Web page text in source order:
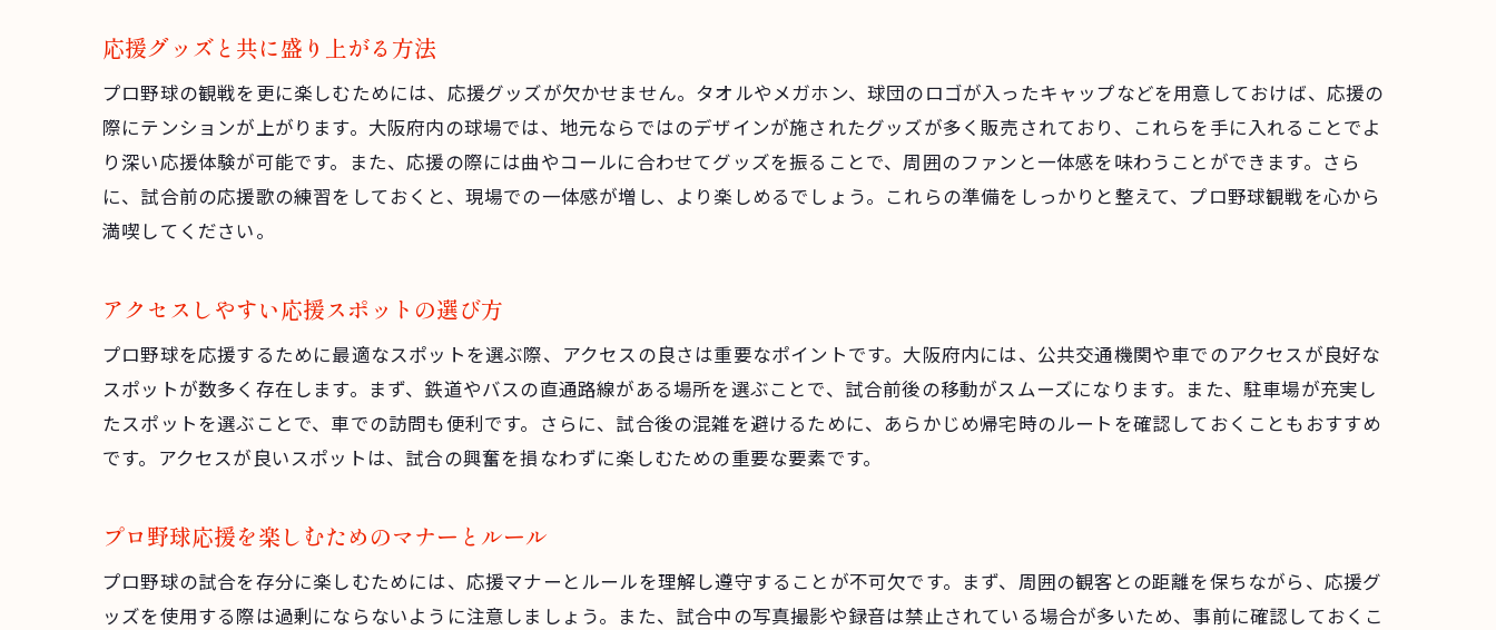
地域に愛される応援文化の秘密
プロ野球応援の歴史を感じるスポット
地元ファンならではの応援方法
プロ野球のルールを知って観戦を深める
快適な観戦を支える施設の紹介
観戦初心者向けのアドバイス
試合観戦を思い出にするためのヒント
プロ野球ファン必見！大阪府の隠れた応援スポットを徹底紹介
まだ知られていない観戦スポット
応援グッズと共に盛り上がる方法
プロ野球の観戦を更に楽しむためには、応援グッズが欠かせません。タオルやメガホン、球団のロゴが入ったキャップなどを用意しておけば、応援の
際にテンションが上がります。大阪府内の球場では、地元ならではのデザインが施されたグッズが多く販売されており、これらを手に入れることでよ
り深い応援体験が可能です。また、応援の際には曲やコールに合わせてグッズを振ることで、周囲のファンと一体感を味わうことができます。さら
に、試合前の応援歌の練習をしておくと、現場での一体感が増し、より楽しめるでしょう。これらの準備をしっかりと整えて、プロ野球観戦を心から
満喫してください。
アクセスしやすい応援スポットの選び方
プロ野球を応援するために最適なスポットを選ぶ際、アクセスの良さは重要なポイントです。大阪府内には、公共交通機関や車でのアクセスが良好な
スポットが数多く存在します。まず、鉄道やバスの直通路線がある場所を選ぶことで、試合前後の移動がスムーズになります。また、駐車場が充実し
たスポットを選ぶことで、車での訪問も便利です。さらに、試合後の混雑を避けるために、あらかじめ帰宅時のルートを確認しておくこともおすすめ
です。アクセスが良いスポットは、試合の興奮を損なわずに楽しむための重要な要素です。
プロ野球応援を楽しむためのマナーとルール
プロ野球の試合を存分に楽しむためには、応援マナーとルールを理解し遵守することが不可欠です。まず、周囲の観客との距離を保ちながら、応援グ
ッズを使用する際は過剰にならないように注意しましょう。また、試合中の写真撮影や録音は禁止されている場合が多いため、事前に確認しておくこ
ご予約はこちら
ご予約はこちら